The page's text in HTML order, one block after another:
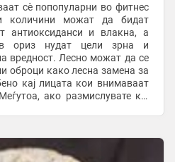
сѐ попопуларни во фитнес
количини можат да бидат
антиоксиданси и влакна, а
ориз нудат цели зрна и
вредност. Лесно можат да се
оброци како лесна замена за
кај лицата кои внимаваат
ако размислувате кој